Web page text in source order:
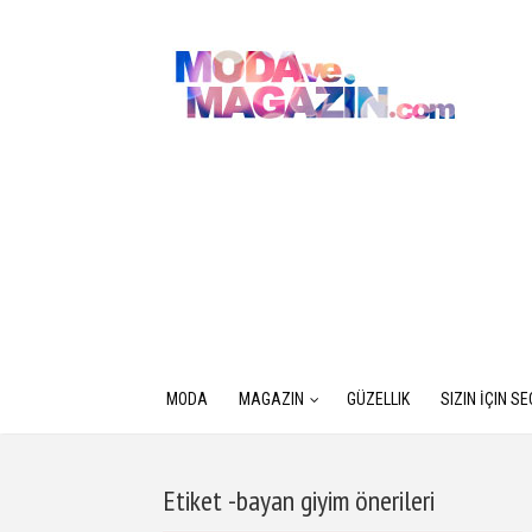
MODA MAGAZIN GÜZELLIK SIZIN İÇIN
Etiket -bayan giyim önerileri